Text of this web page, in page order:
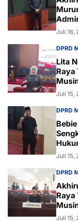
Juli 16,
DPRD
Lita
Raya
Juli 15,
DPRD
Juli 15,
DPRD
Raya
Juli 15,